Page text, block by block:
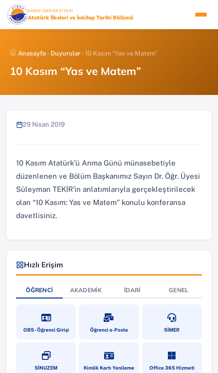
İçeriğe
atla
SİNOP ÜNİVERSİTESİ(YENI SEKMEDE AÇILIR)
Atatürk İlkeleri ve İnkilap Tarihi Bölümü
Anasayfa Duyurular 10 Kasım “Yas ve Matem”
10 Kasım “Yas ve Matem”
29 Nisan 2019
10 Kasım Atatürk’ü Anma Günü münasebetiyle
düzenlenen ve Bölüm Başkanımız Sayın Dr. Öğr. Üyesi
Süleyman TEKİR’in anlatımlarıyla gerçekleştirilecek
olan “10 Kasım: Yas ve Matem” konulu konferansa
davetlisiniz.
Hızlı Erişim
ÖĞRENCI AKADEMIK İDARI GENEL
OBS - Öğrenci Girişi(yeni sekmede açılır)Öğrenci e-Posta(yeni sekmede açılır)SİMER(yeni sekmede
SİNUZEM(yeni sekmede açılır)Kimlik Kartı Yenileme(yeni sekmede açılır)Office 365 Hizmeti
(yeni sekmede